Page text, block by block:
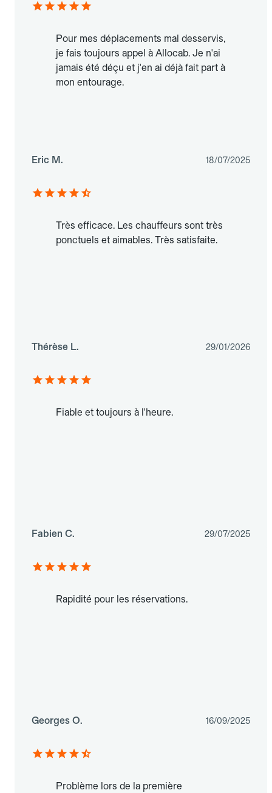
Pour mes déplacements mal desservis,
je fais toujours appel à Allocab. Je n'ai
jamais été déçu et j'en ai déjà fait part à
mon entourage.
Eric M. 18/07/2025
Très efficace. Les chauffeurs sont très
ponctuels et aimables. Très satisfaite.
Thérèse L. 29/01/2026
Fiable et toujours à l'heure.
Fabien C. 29/07/2025
Rapidité pour les réservations.
Georges O. 16/09/2025
Problème lors de la première